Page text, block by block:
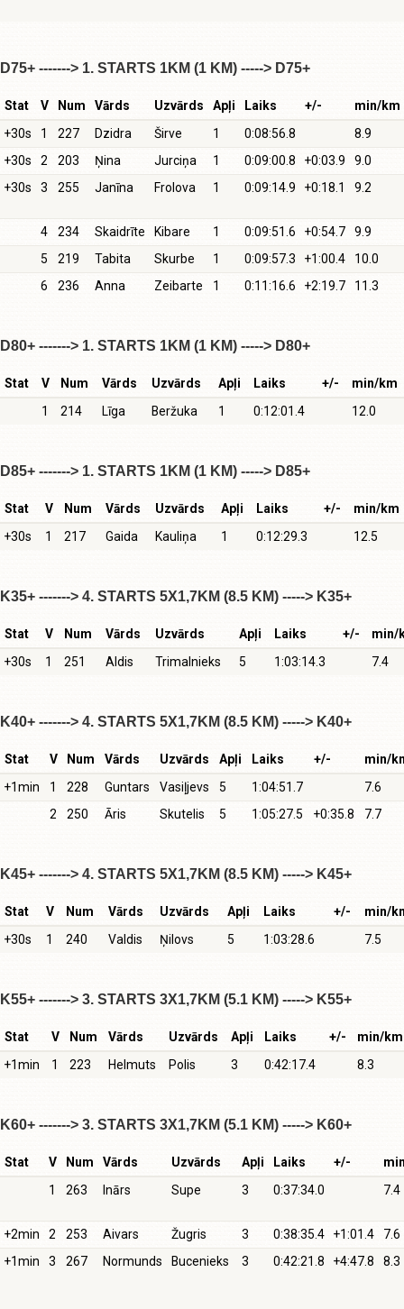
D75+ -------> 1. STARTS 1KM (1 KM) -----> D75+
Stat V Num Vārds Uzvārds Apļi Laiks +/-
min/km
+30s
1 227 Dzidra Širve 1 0:08:56.8
8.9
+30s
2 203 Ņina Jurciņa 1 0:09:00.8 +0:03.9
9.0
+30s
3 255 Janīna Frolova 1 0:09:14.9 +0:18.1 9.2
4 234 Skaidrīte Kibare 1 0:09:51.6 +0:54.7
9.9
5
219 Tabita Skurbe 1 0:09:57.3 +1:00.4
10.0
6
236 Anna Zeibarte 1 0:11:16.6 +2:19.7 11.3
D80+ -------> 1. STARTS 1KM (1 KM) -----> D80+
Stat V Num Vārds Uzvārds Apļi Laiks +/-
min/km
1
214 Līga Beržuka 1 0:12:01.4 12.0
D85+ -------> 1. STARTS 1KM (1 KM) -----> D85+
Stat V Num Vārds Uzvārds Apļi Laiks +/-
min/km
+30s
1 217 Gaida Kauliņa 1 0:12:29.3 12.5
K35+ -------> 4. STARTS 5X1,7KM (8.5 KM) -----> K35+
Stat V Num Vārds Uzvārds Apļi Laiks +/-
min/
+30s
1 251 Aldis Trimalnieks 5 1:03:14.3 7.4
K40+ -------> 4. STARTS 5X1,7KM (8.5 KM) -----> K40+
Stat V Num Vārds Uzvārds Apļi Laiks +/-
min/
+1min
1 228 Guntars Vasiļjevs 5 1:04:51.7
7.6
2
250 Āris Skutelis 5 1:05:27.5 +0:35.8 7.7
K45+ -------> 4. STARTS 5X1,7KM (8.5 KM) -----> K45+
Stat V Num Vārds Uzvārds Apļi Laiks +/-
min/
+30s
1 240 Valdis Ņilovs 5 1:03:28.6 7.5
K55+ -------> 3. STARTS 3X1,7KM (5.1 KM) -----> K55+
Stat V Num Vārds Uzvārds Apļi Laiks +/-
min/km
+1min
1 223 Helmuts Polis 3 0:42:17.4 8.3
K60+ -------> 3. STARTS 3X1,7KM (5.1 KM) -----> K60+
Stat V Num Vārds Uzvārds Apļi Laiks +/-
1
263 Inārs Supe 3 0:37:34.0 7.4
+2min 2 253 Aivars Žugris 3 0:38:35.4 +1:01.4
7.6
+1min
3 267 Normunds Bucenieks 3 0:42:21.8 +4:47.8 8.3